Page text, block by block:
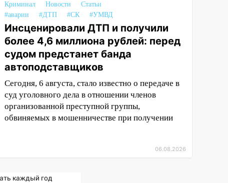
Криминал Новости
Статьи
#аварии
#ДТП #СК #УМВД
Инсценировали ДТП и получили
более 4,6 миллиона рублей: перед
судом предстанет банда
автоподставщиков
Сегодня, 6 августа, стало известно о передаче в
суд уголовного дела в отношении членов
организованной преступной группы,
обвиняемых в мошенничестве при получении
06.08.2026
каждый год